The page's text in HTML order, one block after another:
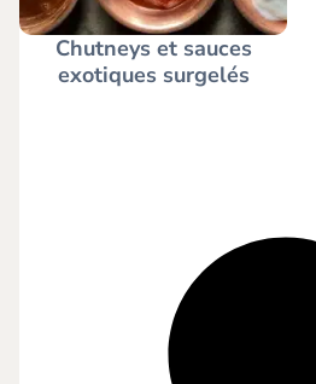
Chutneys et sauces
exotiques surgelés